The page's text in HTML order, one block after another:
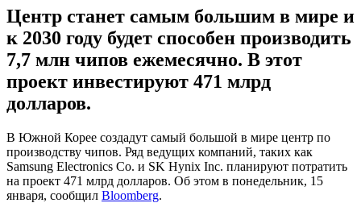
Центр станет самым большим в мире и
к 2030 году будет способен производить
7,7 млн чипов ежемесячно. В этот
проект инвестируют 471 млрд
долларов.
В Южной Корее создадут самый большой в мире центр по
производству чипов. Ряд ведущих компаний, таких как
Samsung Electronics Co. и SK Hynix Inc. планируют потратить
на проект 471 млрд долларов. Об этом в понедельник, 15
января, сообщил Bloomberg.